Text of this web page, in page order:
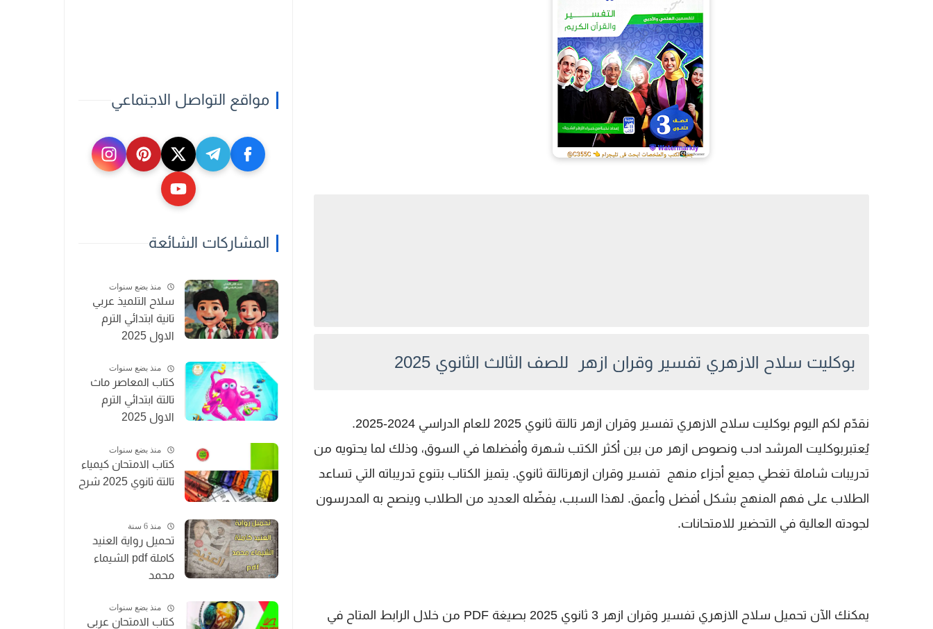
بوكليت سلاح الازهري تفسير وقران ازهر للصف الثالث الثانوي 2025
نقدّم لكم اليوم بوكليت سلاح الازهري تفسير وقران ازهر تالتة ثانوي 2025 للعام الدراسي 2024-2025.
يُعتبربوكليت المرشد ادب ونصوص ازهر من بين أكثر الكتب شهرة وأفضلها في السوق، وذلك لما يحتويه من
تدريبات شاملة تغطي جميع أجزاء منهج تفسير وقران ازهرتالتة ثانوي. يتميز الكتاب بتنوع تدريباته التي تساعد
الطلاب على فهم المنهج بشكل أفضل وأعمق. لهذا السبب، يفضّله العديد من الطلاب وينصح به المدرسون
لجودته العالية في التحضير للامتحانات.
يمكنك الآن تحميل سلاح الازهري تفسير وقران ازهر 3 ثانوي 2025 بصيغة PDF من خلال الرابط المتاح في
مواقع التواصل الاجتماعي
المشاركات الشائعة
منذ بضع سنوات
سلاح التلميذ عربي
تانية ابتدائي الترم
الاول 2025
منذ بضع سنوات
كتاب المعاصر ماث
تالتة ابتدائي الترم
الاول 2025
منذ بضع سنوات
كتاب الامتحان كيمياء
تالتة ثانوي 2025 شرح
منذ 6 سنة
تحميل رواية العنيد
كاملة pdf الشيماء
محمد
منذ بضع سنوات
كتاب الامتحان عربي